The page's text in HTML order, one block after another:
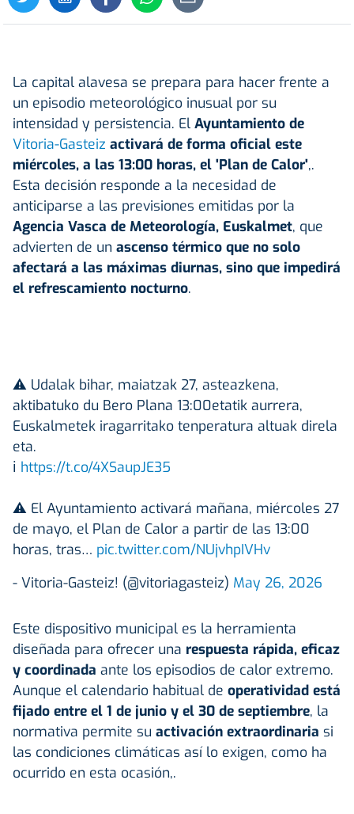
La capital alavesa se prepara para hacer frente a
un episodio meteorológico inusual por su
intensidad y persistencia. El Ayuntamiento de
Vitoria-Gasteiz activará de forma oficial este
miércoles, a las 13:00 horas, el 'Plan de Calor',.
Esta decisión responde a la necesidad de
anticiparse a las previsiones emitidas por la
Agencia Vasca de Meteorología, Euskalmet, que
advierten de un ascenso térmico que no solo
afectará a las máximas diurnas, sino que impedirá
el refrescamiento nocturno.
⚠️ Udalak bihar, maiatzak 27, asteazkena,
aktibatuko du Bero Plana 13:00etatik aurrera,
Euskalmetek iragarritako tenperatura altuak direla
eta.
ℹ️ https://t.co/4XSaupJE35
⚠️ El Ayuntamiento activará mañana, miércoles 27
de mayo, el Plan de Calor a partir de las 13:00
horas, tras… pic.twitter.com/NUjvhpIVHv
- Vitoria-Gasteiz! (@vitoriagasteiz) May 26, 2026
Este dispositivo municipal es la herramienta
diseñada para ofrecer una respuesta rápida, eficaz
y coordinada ante los episodios de calor extremo.
Aunque el calendario habitual de operatividad está
fijado entre el 1 de junio y el 30 de septiembre, la
normativa permite su activación extraordinaria si
las condiciones climáticas así lo exigen, como ha
ocurrido en esta ocasión,.